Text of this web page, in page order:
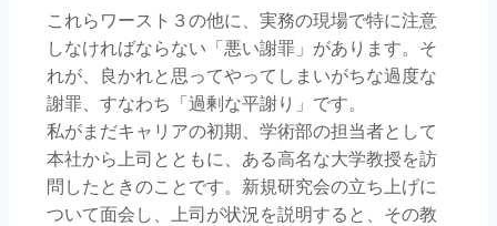
これらワースト３の他に、実務の現場で特に注意
しなければならない「悪い謝罪」があります。そ
れが、良かれと思ってやってしまいがちな過度な
謝罪、すなわち「過剰な平謝り」です。
私がまだキャリアの初期、学術部の担当者として
本社から上司とともに、ある高名な大学教授を訪
問したときのことです。新規研究会の立ち上げに
ついて面会し、上司が状況を説明すると、その教